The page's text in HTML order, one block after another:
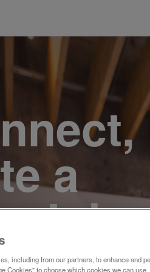
a
Join
including from our partners, to enhance and
Cookies" to choose which cookies we can